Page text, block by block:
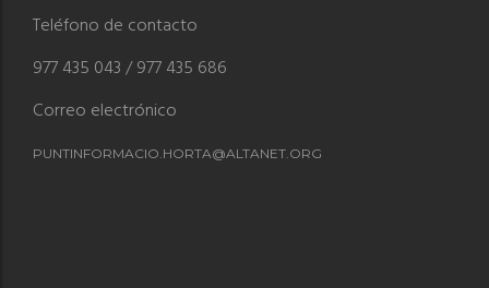
Teléfono de contacto
977 435 043 / 977 435 686
Correo electrónico
PUNTINFORMACIO.HORTA@ALTANET.ORG